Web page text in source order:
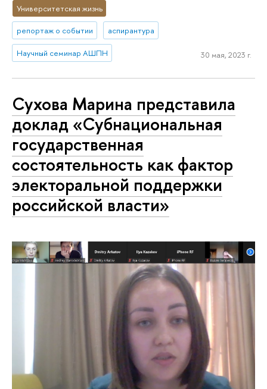
Университетская жизнь
репортаж о событии аспирантура
Научный семинар АШПН 30 мая, 2023 г.
Сухова Марина представила
доклад «Субнациональная
государственная
состоятельность как фактор
электоральной поддержки
российской власти»